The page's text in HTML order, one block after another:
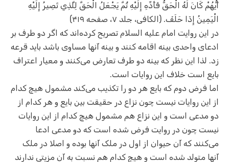
أَيُّهُمْ كَانَ لَهُ الْحَقُّ فَأَدِّهِ إِلَيْهِ ثُمَّ يَجْعَلُ الْحَقَّ لِلَّذِي تَصِيرُ إِلَيْهِ
الْيَمِينُ إِذَا حَلَفَ. (الکافی، جلد ۷، صفحه ۴۱۹)
در این روایت امام علیه السلام تصریح کرده‌اند که اگر دو طرف بر
ادعای واحدی بینه اقامه کنند و بینه آنها مساوی باشد باید قرعه
زد. لذا این نظر که بینه دو طرف تعارض می‌کنند و معیار اعتراف
بایع است خلاف این روایات است.
اما فرض دوم که بایع هر دو را تکذیب می‌کند مشمول هیچ کدام
از این روایات نیست چون نزاع در حقیقت بین بایع و هر کدام از
دو مدعی است و این نزاع هم مشمول هیچ کدام از این روایات
نیست چون در روایت فرض شده است که دو مدعی ادعا
می‌کنند که آن حیوان از اول در ملک آنها بوده و اصلا در ملک
آنها متولد شده است و هیچ کدام هم نسبت به آن مزیتی ندارند